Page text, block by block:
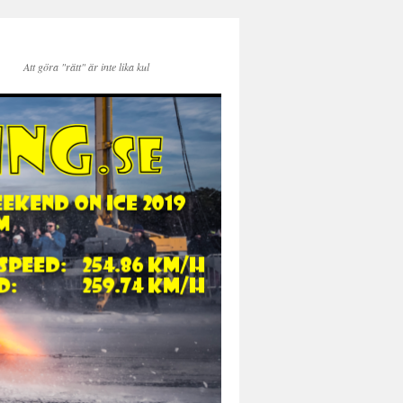
Att göra "rätt" är inte lika kul